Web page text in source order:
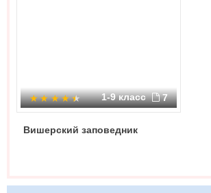
1-9 класс 7
Вишерский заповедник